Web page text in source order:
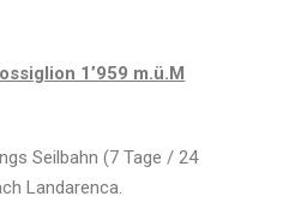
1’959 m.ü.M
Seilbahn (7 Tage / 24
Landarenca.